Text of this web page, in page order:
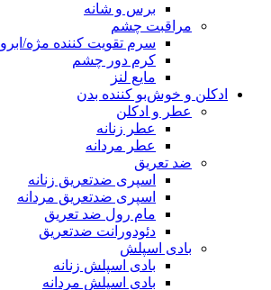
برس و شانه
مراقبت چشم
سرم تقویت کننده مژه/ابرو
کرم دور چشم
مایع لنز
ادکلن و خوش‌بو کننده بدن
عطر و ادکلن
عطر زنانه
عطر مردانه
ضد تعریق
اسپری ضدتعریق زنانه
اسپری ضدتعریق مردانه
مام رول ضد تعریق
دئودورانت ضدتعریق
بادی اسپلش
بادی اسپلش زنانه
بادی اسپلش مردانه